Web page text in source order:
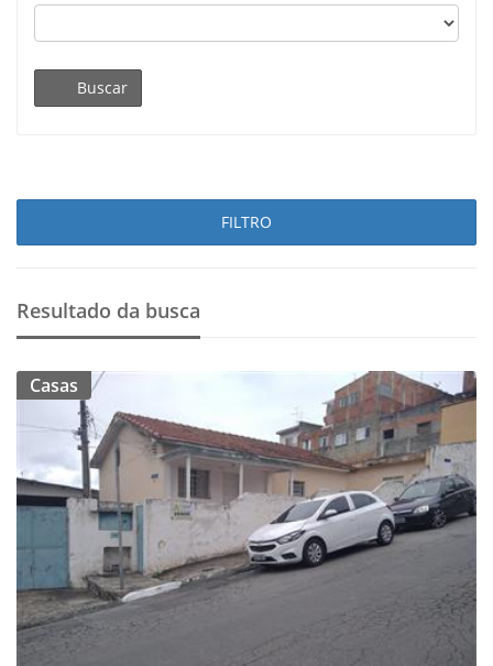
Buscar
FILTRO
Resultado da busca
Casas